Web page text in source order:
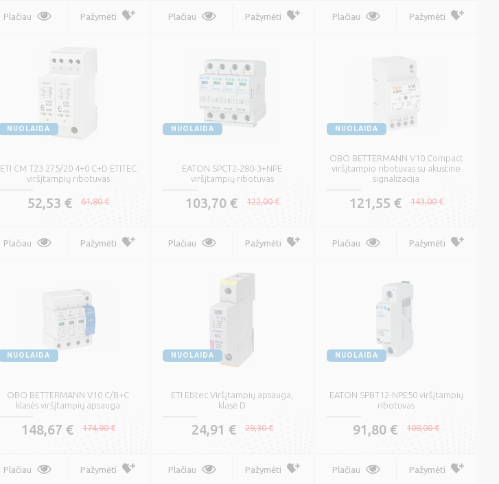
daugiavielis laidas H07V-
0,21 €
Plačiau
kabelis vidaus ir lauko
sąlygoms UTP/FTP
0,38 €
Lankstus viengyslis
daugiavielis laidas H05V-
K (LGY-5)
0,13 €
Plačiau
kabelis su PVC izoliacija
Plačiau
PVC izoliacija CYKY
Pažymėti
su PVC izoliacija H03VV-F
Pažymėti
Plačiau Pažymėti Plačiau Pažymėti Plačiau Pažymėti
NUOLAIDA
ETI CM T23 275/20 4+0 C+D ETITEC
viršįtampių ribotuvas
52,53 € 61,80 €
Plačiau Pažymėti
NUOLAIDA
EATON SPCT2-280-3+NPE
viršįtampių ribotuvas
103,70 € 122,00 €
Plačiau Pažymėti
NUOLAIDA
OBO BETTERMANN V10 Compact
viršįtampio ribotuvas su akustine
signalizacija
121,55 € 143,00 €
Plačiau Pažymėti
NUOLAIDA
OBO BETTERMANN V10 C/B+C
klasės viršįtampių apsauga
148,67 € 174,90 €
Plačiau Pažymėti
NUOLAIDA
ETI Etitec Viršįtampių apsauga,
klasė D
24,91 € 29,30 €
Plačiau Pažymėti
NUOLAIDA
EATON SPBT12-NPE50 viršįtampių
ribotuvas
91,80 € 108,00 €
Plačiau Pažymėti